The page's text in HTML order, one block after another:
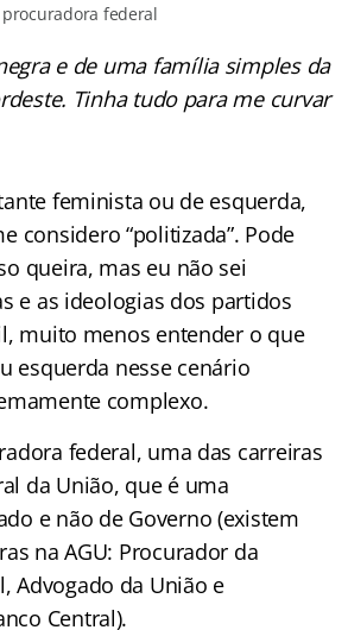
procuradora federal
e de uma família simples da
Tinha tudo para me curvar
feminista ou de esquerda,
considero “politizada”. Pode
queira, mas eu não sei
e as ideologias dos partidos
muito menos entender o que
esquerda nesse cenário
complexo.
federal, uma das carreiras
da União, que é uma
e não de Governo (existem
na AGU: Procurador da
Advogado da União e
Central).